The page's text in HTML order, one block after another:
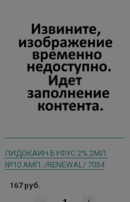
ЛИДОКАИН БУФУС 2% 2МЛ.
№10 АМП. /RENEWAL/ 7034
167 руб.